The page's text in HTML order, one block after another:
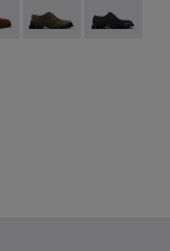
008
K101076-005 -
Pix - K101076-003
Pix -